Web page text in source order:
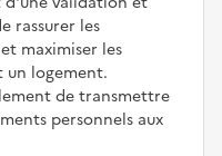
rassurer les
maximiser les
un logement.
de transmettre
personnels aux